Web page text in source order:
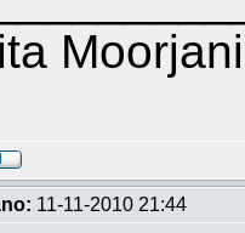
11-11-2010 21:44